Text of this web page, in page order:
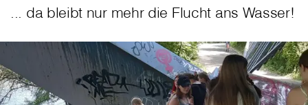
... da bleibt nur mehr die Flucht ans Wasser!